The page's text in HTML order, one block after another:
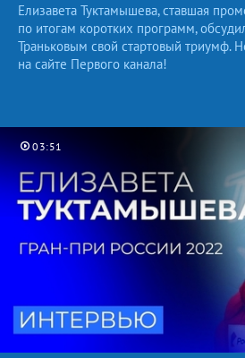
Елизавета Туктамышева, ставшая
по итогам коротких программ,
Траньковым свой стартовый триумф.
на сайте Первого канала!
03:51